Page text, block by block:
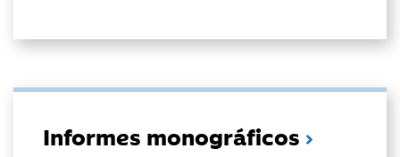
Informes monográficos